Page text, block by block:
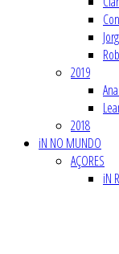
2019
2018
iN NO MUNDO
AÇORES
iN